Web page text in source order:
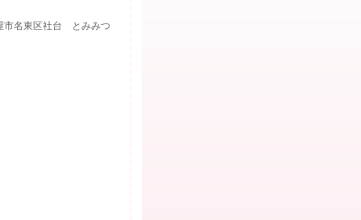
市名東区社台 とみみつ